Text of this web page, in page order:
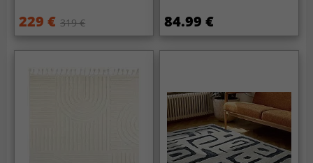
229 € 319 € 84.99 €